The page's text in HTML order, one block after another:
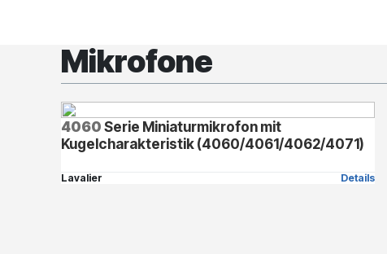
Mikrofone
4060Serie Miniaturmikrofon mit
Kugelcharakteristik (4060/4061/4062/4071)
Lavalier Details